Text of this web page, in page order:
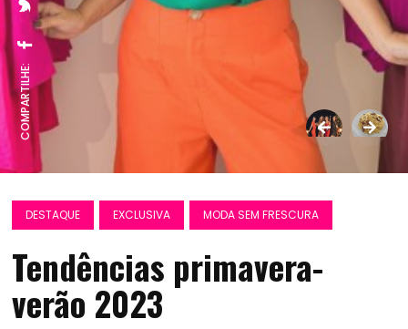
COMPARTILHE:
DESTAQUE EXCLUSIVA MODA SEM FRESCURA
Tendências primavera-
verão 2023